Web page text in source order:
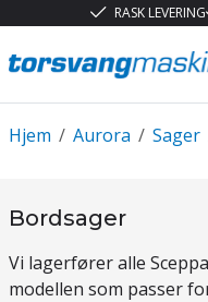
RASK LEVERING
/
Hjem /
Aurora Sager
Bordsager
Vi lagerfører alle
modellen som passer